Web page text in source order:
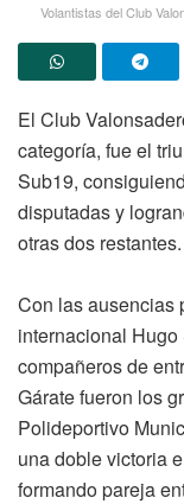
Volantistas del Club
El Club
categoría, fue el
Sub19,
disputadas y
otras dos restantes.
Con las ausencias
internacional
compañeros de
Gárate fueron los
Polideportivo
una doble victoria
formando pareja